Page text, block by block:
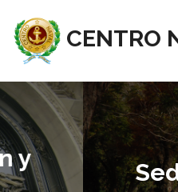
CENTRO
Sedes y